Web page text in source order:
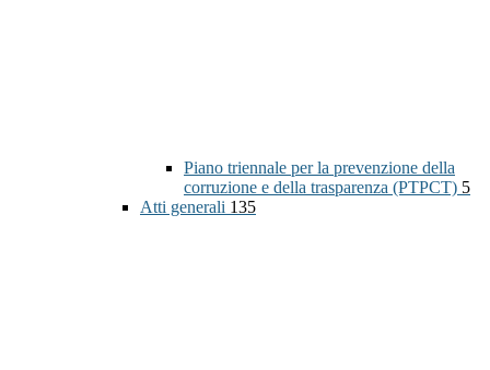
Piano triennale per la prevenzione della
corruzione e della trasparenza (PTPCT) 5
Atti generali 135